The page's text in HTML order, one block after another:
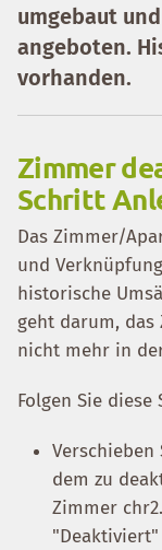
umgebaut
angeboten.
vorhanden.
Zimmer
Schritt
Das Zimmer/
und
historische
geht darum,
nicht mehr in
Folgen Sie diese
dem zu
Zimmer